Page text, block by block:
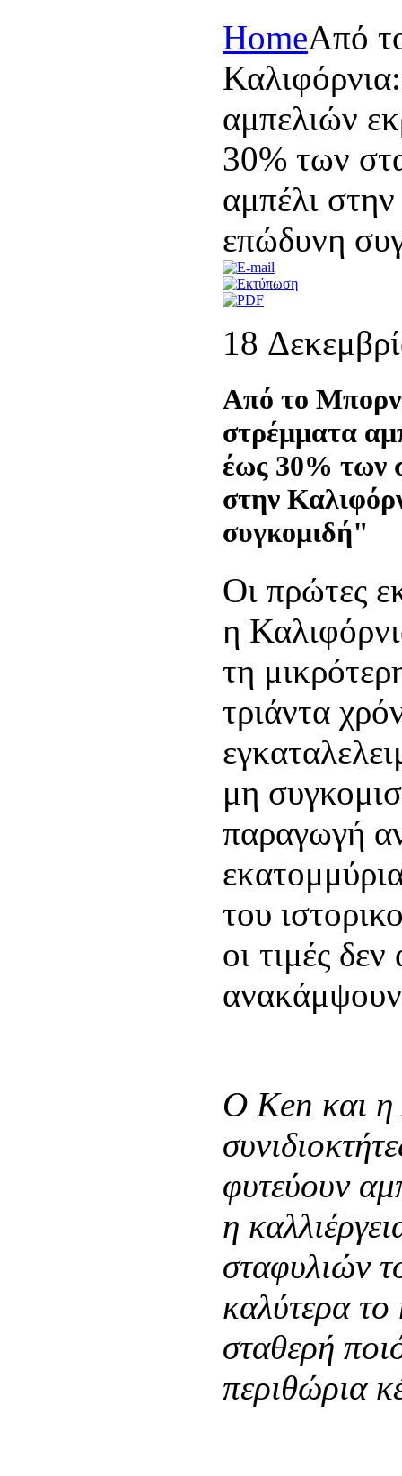
HomeΑπό
αμπελιών
30% των
αμπέλι
επώδυνη
18
Από το
στρέμματα
έως 30% των
στην
συγκομιδή"
Οι πρώτες
η
τη
τριάντα
μη
παραγωγή
του
οι τιμές
Ο Ken και
φυτεύουν
η
σταφυλιών
καλύτερα
σταθερή
περιθώρια